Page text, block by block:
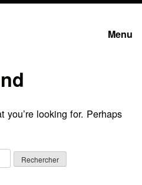
Menu
you’re looking for. Perhaps